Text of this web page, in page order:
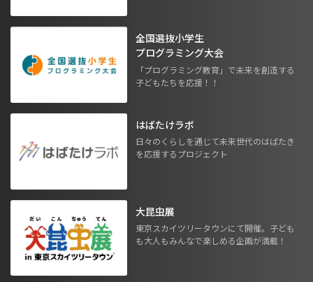
全国選抜小学生
プログラミング大会
「プログラミング教育」で未来を創造する
子どもたちを応援！！
はばたけラボ
日々のくらしを通じて未来世代のはばたき
を応援するプロジェクト
大昆虫展
東京スカイツリータウンにて開催。子ども
も大人もみんなで楽しめる企画が満載！